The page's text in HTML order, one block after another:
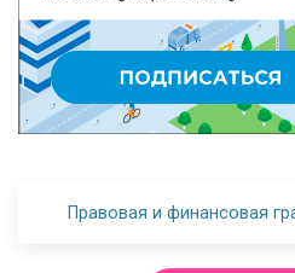
Правовая и финансовая